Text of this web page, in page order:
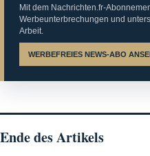
Mit dem Nachrichten.fr-
Werbeunterbrechungen und
Arbeit.
WERBEFREIES NEWS-ABO
Ende des Artikels